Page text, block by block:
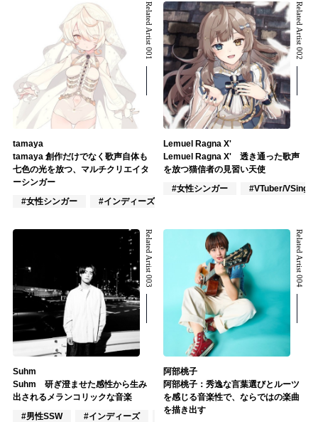
Related Artist 001
tamaya
tamaya 創作だけでなく歌声自体も
七色の光を放つ、マルチクリエイタ
ーシンガー
#女性シンガー
#インディーズ
Related Artist 002
Lemuel Ragna X'
Lemuel Ragna X' 透き通った歌声
を放つ猫信者の見習い天使
#女性シンガー
#VTuber/VSinger
Related Artist 003
Suhm
Suhm 研ぎ澄ませた感性から生み
出されるメランコリックな音楽
#男性SSW
#インディーズ #DJ
Related Artist 004
阿部桃子
阿部桃子：秀逸な言葉選びとルーツ
を感じる音楽性で、ならではの楽曲
を描き出す